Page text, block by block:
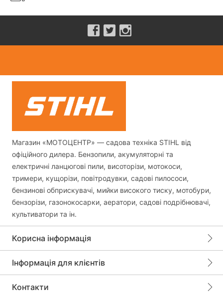
Магазин «МОТОЦЕНТР» — садова техніка STIHL від
офіційного дилера. Бензопили, акумуляторні та
електричні ланцюгові пили, висоторізи, мотокоси,
тримери, кущорізи, повітродувки, садові пилососи,
бензинові обприскувачі, мийки високого тиску, мотобури,
бензорізи, газонокосарки, аератори, садові подрібнювачі,
культиватори та ін.
Корисна інформація
Інформація для клієнтів
Контакти